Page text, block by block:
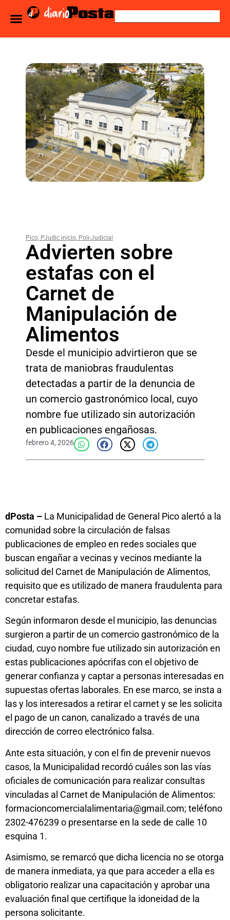
Pico, PJudic inicio, Poli-Judicial
Advierten sobre
estafas con el
Carnet de
Manipulación de
Alimentos
Desde el municipio advirtieron que se
trata de maniobras fraudulentas
detectadas a partir de la denuncia de
un comercio gastronómico local, cuyo
nombre fue utilizado sin autorización
en publicaciones engañosas.
febrero 4, 2026
dPosta – La Municipalidad de General Pico alertó a la
comunidad sobre la circulación de falsas
publicaciones de empleo en redes sociales que
buscan engañar a vecinas y vecinos mediante la
solicitud del Carnet de Manipulación de Alimentos,
requisito que es utilizado de manera fraudulenta para
concretar estafas.
Según informaron desde el municipio, las denuncias
surgieron a partir de un comercio gastronómico de la
ciudad, cuyo nombre fue utilizado sin autorización en
estas publicaciones apócrifas con el objetivo de
generar confianza y captar a personas interesadas en
supuestas ofertas laborales. En ese marco, se insta a
las y los interesados a retirar el carnet y se les solicita
el pago de un canon, canalizado a través de una
dirección de correo electrónico falsa.
Ante esta situación, y con el fin de prevenir nuevos
casos, la Municipalidad recordó cuáles son las vías
oficiales de comunicación para realizar consultas
vinculadas al Carnet de Manipulación de Alimentos:
formacioncomercialalimentaria@gmail.com; teléfono
2302-476239 o presentarse en la sede de calle 10
esquina 1.
Asimismo, se remarcó que dicha licencia no se otorga
de manera inmediata, ya que para acceder a ella es
obligatorio realizar una capacitación y aprobar una
evaluación final que certifique la idoneidad de la
persona solicitante.